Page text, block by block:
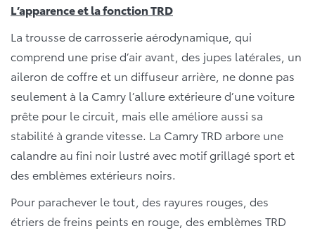
L’apparence et la fonction TRD
La trousse de carrosserie aérodynamique, qui
comprend une prise d’air avant, des jupes latérales, un
aileron de coffre et un diffuseur arrière, ne donne pas
seulement à la Camry l’allure extérieure d’une voiture
prête pour le circuit, mais elle améliore aussi sa
stabilité à grande vitesse. La Camry TRD arbore une
calandre au fini noir lustré avec motif grillagé sport et
des emblèmes extérieurs noirs.
Pour parachever le tout, des rayures rouges, des
étriers de freins peints en rouge, des emblèmes TRD